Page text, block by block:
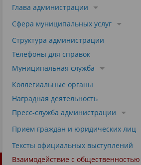
Глава администрации
Сфера муниципальных услуг
Структура администрации
Телефоны для справок
Муниципальная служба
Коллегиальные органы
Наградная деятельность
Пресс-служба администрации
Прием граждан и юридических лиц
Тексты официальных выступлений
Взаимодействие с общественностью